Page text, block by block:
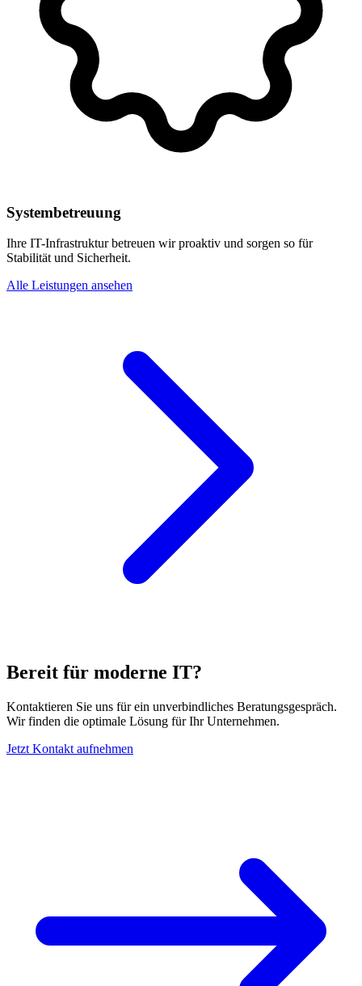
Systembetreuung
Ihre IT-Infrastruktur betreuen wir proaktiv und sorgen so für
Stabilität und Sicherheit.
Alle Leistungen ansehen
Bereit für moderne IT?
Kontaktieren Sie uns für ein unverbindliches Beratungsgespräch.
Wir finden die optimale Lösung für Ihr Unternehmen.
Jetzt Kontakt aufnehmen